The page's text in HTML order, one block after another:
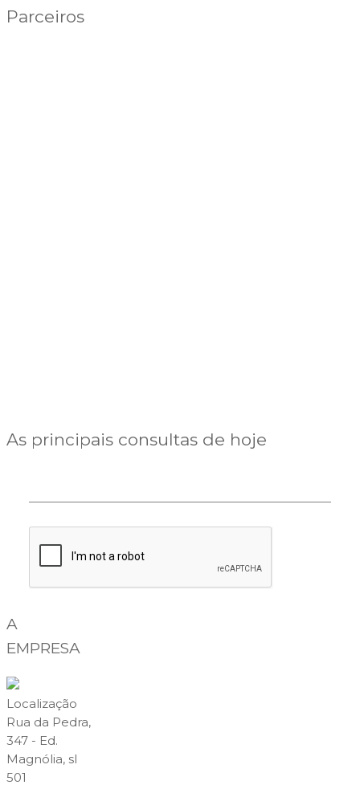
Parceiros
As principais consultas de hoje
A
EMPRESA
Localização
Rua da Pedra,
347 - Ed.
Magnólia, sl
501